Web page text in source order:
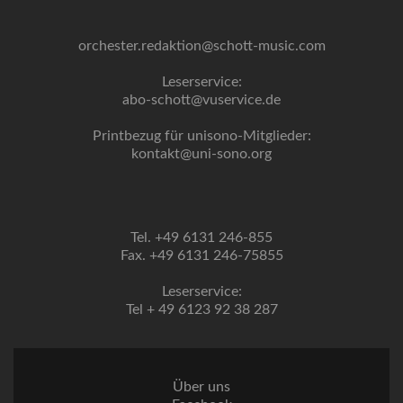
orchester.redaktion@schott-music.com
Leserservice:
abo-schott@vuservice.de
Printbezug für unisono-Mitglieder:
kontakt@uni-sono.org
Tel. +49 6131 246-855
Fax. +49 6131 246-75855
Leserservice:
Tel + 49 6123 92 38 287
Über uns